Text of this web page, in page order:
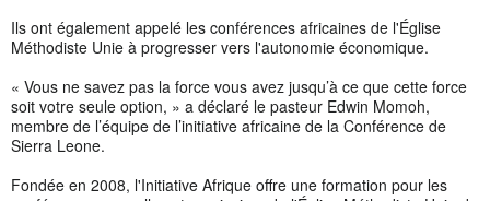
Ils ont également appelé les conférences africaines de l'Église
Méthodiste Unie à progresser vers l'autonomie économique.
« Vous ne savez pas la force vous avez jusqu’à ce que cette force
soit votre seule option, » a déclaré le pasteur Edwin Momoh,
membre de l’équipe de l’initiative africaine de la Conférence de
Sierra Leone.
Fondée en 2008, l'Initiative Afrique offre une formation pour les